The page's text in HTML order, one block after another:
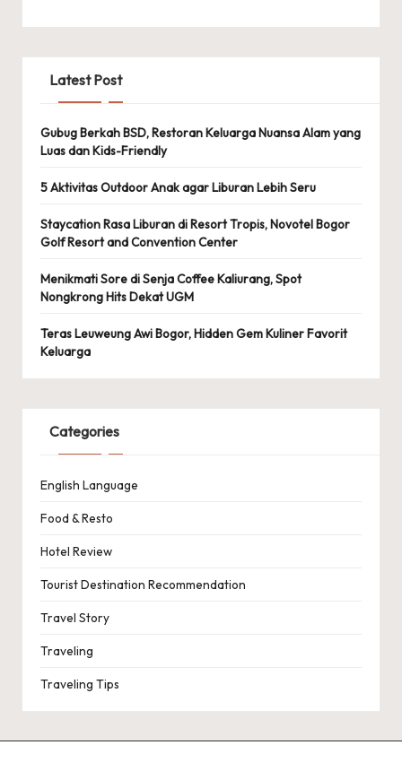
Latest Post
Gubug Berkah BSD, Restoran Keluarga Nuansa Alam yang
Luas dan Kids-Friendly
5 Aktivitas Outdoor Anak agar Liburan Lebih Seru
Staycation Rasa Liburan di Resort Tropis, Novotel Bogor
Golf Resort and Convention Center
Menikmati Sore di Senja Coffee Kaliurang, Spot
Nongkrong Hits Dekat UGM
Teras Leuweung Awi Bogor, Hidden Gem Kuliner Favorit
Keluarga
Categories
English Language
Food & Resto
Hotel Review
Tourist Destination Recommendation
Travel Story
Traveling
Traveling Tips